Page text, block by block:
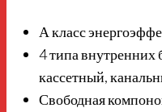
А класс
4 типа внутренних
кассетный,
Свободная